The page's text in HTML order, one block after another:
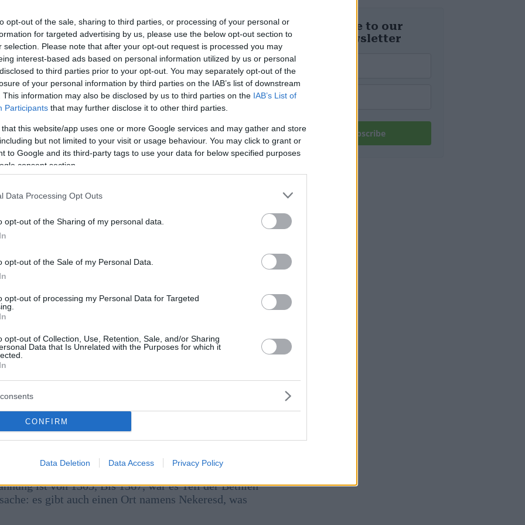
opt-out of the sale, sharing to third parties, or processing of your personal or
for targeted advertising by us, please use the below opt-out section to
selection. Please note that after your opt-out request is processed you may
interest-based ads based on personal information utilized by us or personal
to third parties prior to your opt-out. You may separately opt-out of the
of your personal information by third parties on the IAB’s list of downstream
This information may also be disclosed by us to third parties on the IAB’s List of
Participants that may further disclose it to other third parties.
that this website/app uses one or more Google services and may gather and store
but not limited to your visit or usage behaviour. You may click to grant or
to Google and its third-party tags to use your data for below specified purposes
consent section.
Data Processing Opt Outs
opt-out of the Sharing of my personal data.
opt-out of the Sale of my Personal Data.
opt-out of processing my Personal Data for Targeted
opt-out of Collection, Use, Retention, Sale, and/or Sharing
Data that Is Unrelated with the Purposes for which it
CONFIRM
Data Deletion Data Access Privacy Policy
Abaúj-Zemplén, die erste Erwähnung des Ortes
da er der Familie Fáy gehörte Wenn Sie
besuchen.
. Im Jahr 2002 lebten dort 16723 Menschen,
Personen waren.
Grenze. Seinen Namen erhielt es vermutlich
Es gibt auch einen Wasserfall, dessen Felsen
beigetragen hat.
davon stammen aus der Zeit vor dem
seinen Namen dadurch erhielt, dass man sagte, man
wieder überflute (“gyerünk feljebb a víznek”).
Ungarns waren, aufgrund des Vertrags von Trianon
aus dem Jahr 1426, damals wurde er Chwla
da es bedeutende Funde sowohl aus
Festetics hatte dort ein Anwesen und es ist auch
ungarischen Dichters Sándor Pet.fi.
ist von 1305, Bis 1367, war es Teil der Bethlen
es gibt auch einen Ort namens Nekeresd, was
Weltkrieg in
Budapest frei
Subscribe to our
daily newsletter
Subscribe